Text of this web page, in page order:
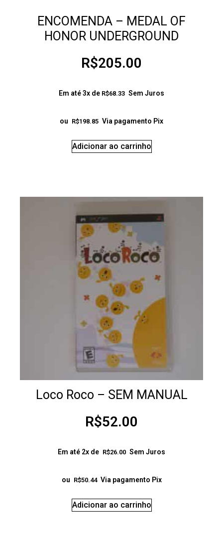
ENCOMENDA – MEDAL OF
HONOR UNDERGROUND
R$205.00
Em até 3x de R$68.33 Sem Juros
ou R$198.85 Via pagamento Pix
Adicionar ao carrinho
Loco Roco – SEM MANUAL
R$52.00
Em até 2x de R$26.00 Sem Juros
ou R$50.44 Via pagamento Pix
Adicionar ao carrinho